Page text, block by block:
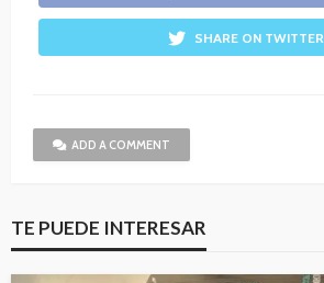
SHARE ON TWITTER
ADD A COMMENT
TE PUEDE INTERESAR